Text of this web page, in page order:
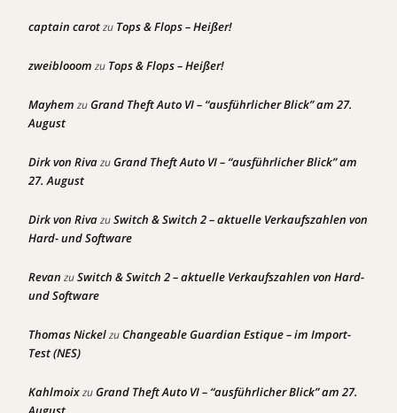
captain carotzu Tops & Flops – Heißer!
zweiblooom zu Tops & Flops – Heißer!
Mayhem zuGrand Theft Auto VI – “ausführlicher Blick” am 27.
August
Dirk von RivazuGrand Theft Auto VI – “ausführlicher Blick” am
27. August
Dirk von RivazuSwitch & Switch 2 – aktuelle Verkaufszahlen von
Hard- und Software
Revan zuSwitch & Switch 2 – aktuelle Verkaufszahlen von Hard-
und Software
Thomas NickelzuChangeable Guardian Estique – im Import-
Test (NES)
KahlmoixzuGrand Theft Auto VI – “ausführlicher Blick” am 27.